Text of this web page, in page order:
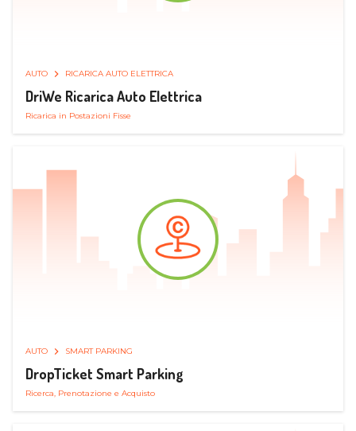
AUTO RICARICA AUTO ELETTRICA
DriWe Ricarica Auto Elettrica
Ricarica in Postazioni Fisse
AUTO SMART PARKING
DropTicket Smart Parking
Ricerca, Prenotazione e Acquisto